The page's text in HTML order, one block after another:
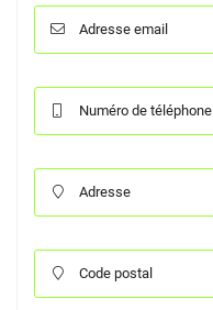
 Adresse email
Numéro de téléphone
 Adresse
 Code postal